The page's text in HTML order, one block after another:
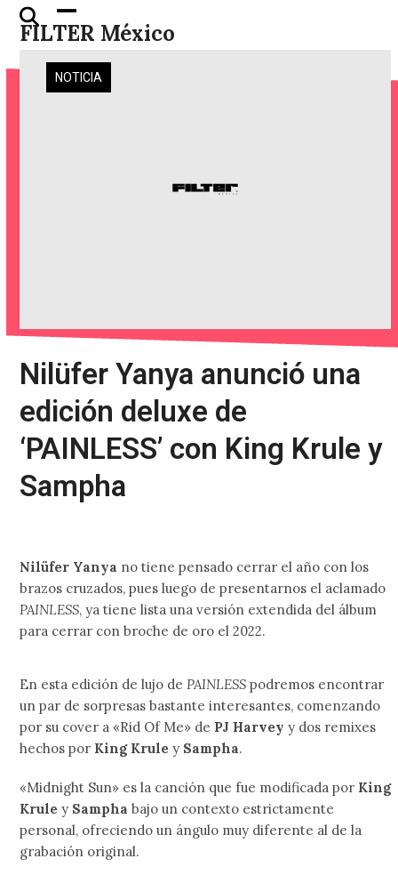
Skip
FILTER México
Open
mobile
menu
Close
mobile
menu
NOTICIA
Nilüfer Yanya anunció una
edición deluxe de
‘PAINLESS’ con King Krule y
Sampha
Nilüfer Yanya no tiene pensado cerrar el año con los
brazos cruzados, pues luego de presentarnos el aclamado
PAINLESS, ya tiene lista una versión extendida del álbum
para cerrar con broche de oro el 2022.
En esta edición de lujo de PAINLESS podremos encontrar
un par de sorpresas bastante interesantes, comenzando
por su cover a «Rid Of Me» de PJ Harvey y dos remixes
hechos por King Krule y Sampha.
«Midnight Sun» es la canción que fue modificada por King
Kruley Samphabajo un contexto estrictamente
personal, ofreciendo un ángulo muy diferente al de la
grabación original.